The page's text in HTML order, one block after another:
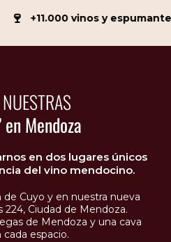
+11.000 vinos y espumante
en Mendoza
en dos lugares únicos
del vino mendocino.
de Cuyo y en nuestra nueva
Ciudad de Mendoza.
de Mendoza y una cava
cada espacio.